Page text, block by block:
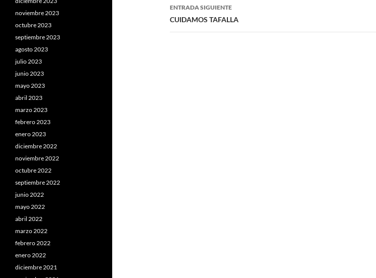
ENTRADA SIGUIENTE
CUIDAMOS TAFALLA
noviembre 2023
octubre 2023
septiembre 2023
agosto 2023
julio 2023
junio 2023
mayo 2023
abril 2023
marzo 2023
febrero 2023
enero 2023
diciembre 2022
noviembre 2022
octubre 2022
septiembre 2022
junio 2022
mayo 2022
abril 2022
marzo 2022
febrero 2022
enero 2022
diciembre 2021